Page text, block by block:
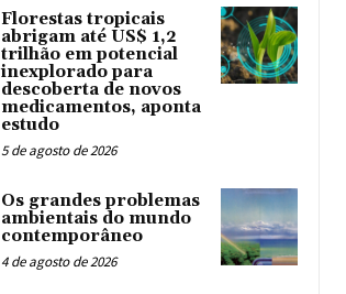
Florestas tropicais
abrigam até US$ 1,2
trilhão em potencial
inexplorado para
descoberta de novos
medicamentos, aponta
estudo
5 de agosto de 2026
Os grandes problemas
ambientais do mundo
contemporâneo
4 de agosto de 2026